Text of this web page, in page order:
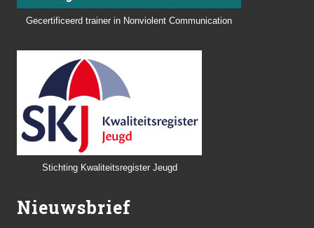
Gecertificeerd trainer in Nonviolent Communication
Stichting Kwaliteitsregister Jeugd
Nieuwsbrief